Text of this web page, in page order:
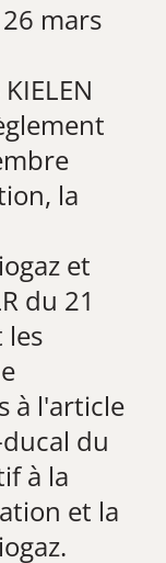
mars
la
et
du 21
les
à l'article
du
à la
et la